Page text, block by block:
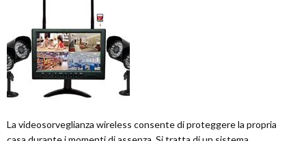
La videosorveglianza wireless consente di proteggere la propria